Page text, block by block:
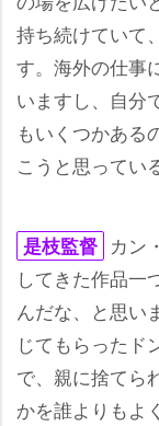
持ち続けていて
す。海外の仕事
いますし、自分
もいくつかある
こうと思ってい
是枝監督 カン
してきた作品一
んだな、と思い
じてもらったド
で、親に捨てら
かを誰よりもよ